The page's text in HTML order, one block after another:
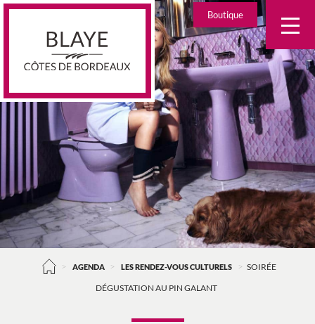
Skip
Boutique
> AGENDA > LES RENDEZ-VOUS CULTURELS > SOIRÉE
DÉGUSTATION AU PIN GALANT